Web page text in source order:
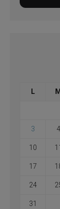
L M
3 4
10 11
17
24
31